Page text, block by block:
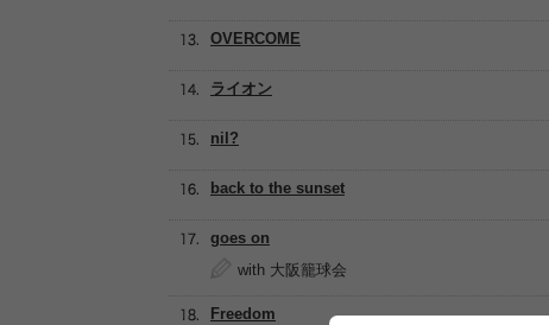
OVERCOME
ライオン
nil?
back to the sunset
goes on
with 大阪籠球会
Freedom